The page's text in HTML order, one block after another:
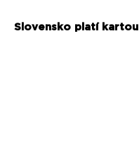
Slovensko platí kartou